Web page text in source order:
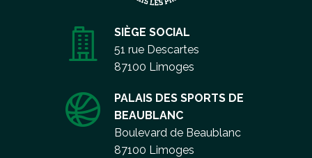
SIÈGE SOCIAL
51 rue Descartes
87100 Limoges
PALAIS DES SPORTS DE
BEAUBLANC
Boulevard de Beaublanc
87100 Limoges